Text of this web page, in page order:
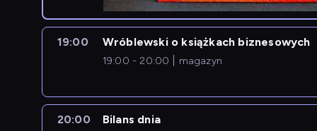
19:00 Wróblewski o książkach biznesowych
19:00 - 20:00 magazyn
20:00 Bilans dnia